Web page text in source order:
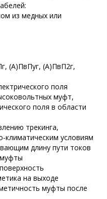
из медных или
(А)ПвПуг, (А)ПвП2г,
поля
муфт,
поля в области
трекинга,
климатическим условиям
длину пути токов
на выходе
муфты после